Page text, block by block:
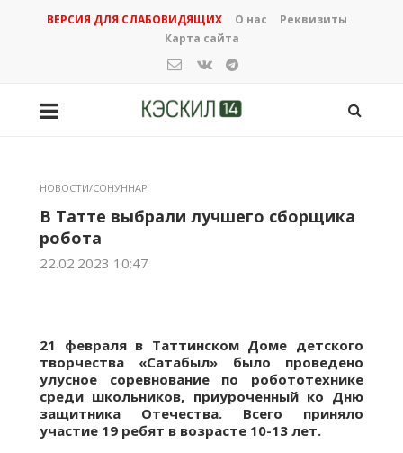
ВЕРСИЯ ДЛЯ СЛАБОВИДЯЩИХ О нас
Реквизиты
Карта сайта
НОВОСТИ/СОНУННАР
В Татте выбрали лучшего сборщика
робота
22.02.2023 10:47
21 февраля в Таттинском Доме детского
творчества «Сатабыл» было проведено
улусное соревнование по робототехнике
среди школьников, приуроченный ко Дню
защитника Отечества. Всего приняло
участие 19 ребят в возрасте 10-13 лет.